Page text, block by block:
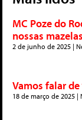
MC Poze do
nossas mazelas
2 de junho de 2025
Vamos falar de
18 de março de 2025